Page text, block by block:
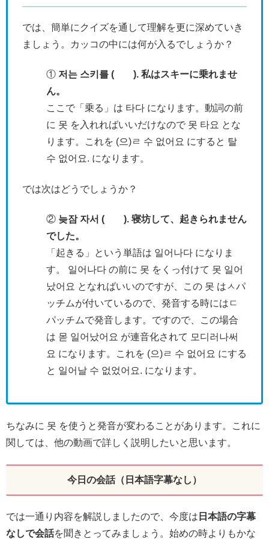
では、簡単にクイズを通して理解を更に深めていき
ましょう。カッコの中には何が入るでしょうか？
① 저는 스키를 ( ). 私はスキーに乗れませ
ん。
ここで「乗る」は 타다 になります。動詞の前
に 못 を入れればいいだけなので 못 타요 とな
ります。これを (으)ㄹ 수 없어요 にすると 탈
수 없어요. になります。
では次はどうでしょうか？
② 늦잠 자서 ( ). 寝坊して、起きられません
でした。
「起きる」という単語は 일어나다 になりま
す。 일어나다 の前に 못 をくっ付けて 못 일어
났어요 となればいいのですが、この 못 はㅅパ
ッチムが付いているので、発音する時にはㄷ
パッチムで発音します。ですので、この場合
は 몯 일어났어요 が連音化されて 모디러나써
요 になります。これを (으)ㄹ 수 없어요 にする
と 일어날 수 없었어요. になります。
ちなみに 못 を使うと発音が変わることがあります。これに
関しては、他の動画で詳しく説明したいと思います。
今日の会話（日本語字幕なし）
では一通り内容を解説しましたので、今度は 日本語の字幕
なしで会話を聞きとってみましょう。始めの時よりもかな